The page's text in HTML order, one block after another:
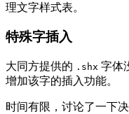
理文字样式表。
特殊字插入
大同方提供的 .shx 字体
增加该字的插入功能。
时间有限，讨论了一下